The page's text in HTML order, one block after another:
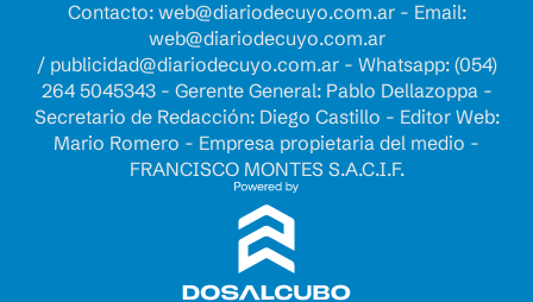
Contacto: web@diariodecuyo.com.ar- Email:
web@diariodecuyo.com.ar
/ publicidad@diariodecuyo.com.ar- Whatsapp: (054)
264 5045343 - Gerente General: Pablo Dellazoppa -
Secretario de Redacción: Diego Castillo - Editor Web:
Mario Romero - Empresa propietaria del medio -
FRANCISCO MONTES S.A.C.I.F.